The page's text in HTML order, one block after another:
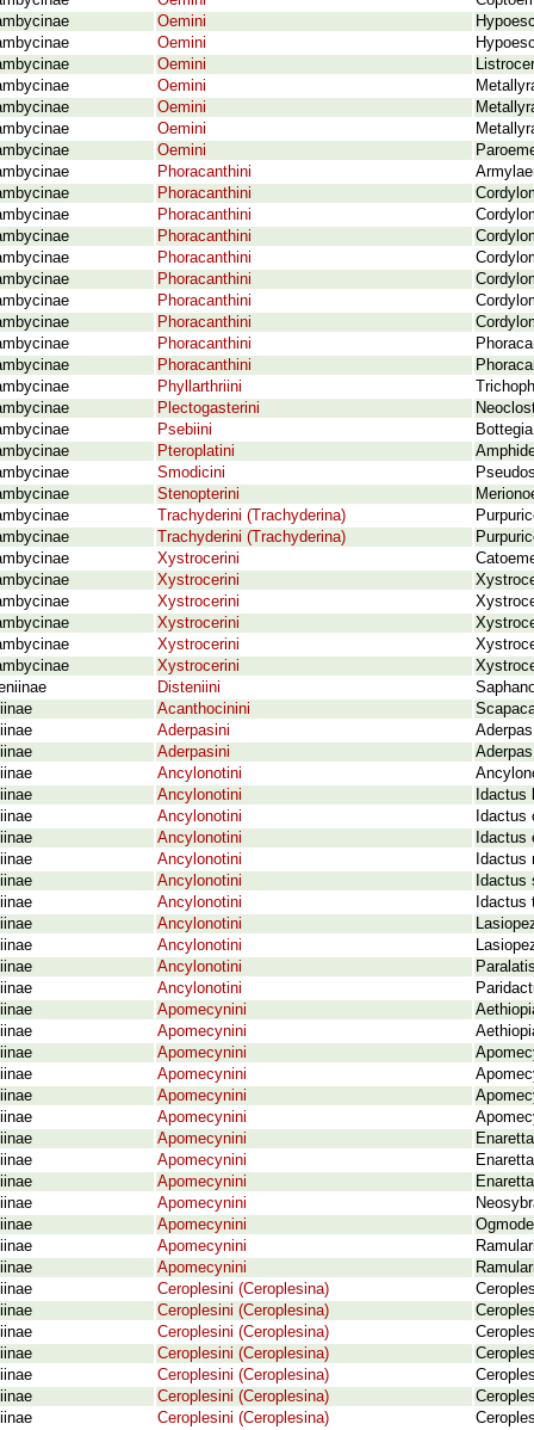
Oemini
Oemini
Oemini
Oemini
Oemini
Oemini
Oemini
Phoracanthini
Phoracanthini
Phoracanthini
Phoracanthini
Phoracanthini
Phoracanthini
Phoracanthini
Phoracanthini
Phoracanthini
Phoracanthini
Phyllarthriini
Plectogasterini
Psebiini
Pteroplatini
Smodicini
Stenopterini
Trachyderini (Trachyderina)
Trachyderini (Trachyderina)
Xystrocerini
Xystrocerini
Xystrocerini
Xystrocerini
Xystrocerini
Xystrocerini
Disteniini
Acanthocinini
Aderpasini
Aderpasini
Ancylonotini
Ancylonotini
Idactus
Ancylonotini
Idactus
Ancylonotini
Idactus
Ancylonotini
Idactus
Ancylonotini
Idactus
Ancylonotini
Idactus
Ancylonotini
Ancylonotini
Ancylonotini
Ancylonotini
Apomecynini
Apomecynini
Apomecynini
Apomecynini
Apomecynini
Apomecynini
Apomecynini
Apomecynini
Apomecynini
Apomecynini
Apomecynini
Apomecynini
Apomecynini
Ceroplesini (Ceroplesina)
Ceroplesini (Ceroplesina)
Ceroplesini (Ceroplesina)
Ceroplesini (Ceroplesina)
Ceroplesini (Ceroplesina)
Ceroplesini (Ceroplesina)
Ceroplesini (Ceroplesina)